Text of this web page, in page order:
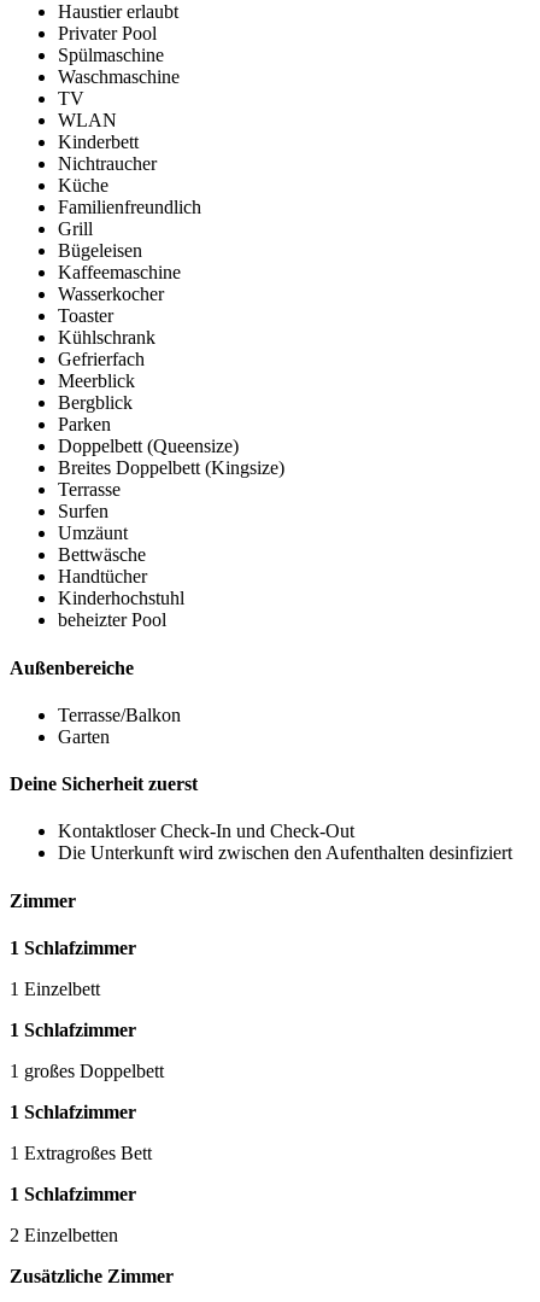
Haustier erlaubt
Privater Pool
Spülmaschine
Waschmaschine
TV
WLAN
Kinderbett
Nichtraucher
Küche
Familienfreundlich
Grill
Bügeleisen
Kaffeemaschine
Wasserkocher
Toaster
Kühlschrank
Gefrierfach
Meerblick
Bergblick
Parken
Doppelbett (Queensize)
Breites Doppelbett (Kingsize)
Terrasse
Surfen
Umzäunt
Bettwäsche
Handtücher
Kinderhochstuhl
beheizter Pool
Außenbereiche
Terrasse/Balkon
Garten
Deine Sicherheit zuerst
Kontaktloser Check-In und Check-Out
Die Unterkunft wird zwischen den Aufenthalten desinfiziert
Zimmer
1 Schlafzimmer
1 Einzelbett
1 Schlafzimmer
1 großes Doppelbett
1 Schlafzimmer
1 Extragroßes Bett
1 Schlafzimmer
2 Einzelbetten
Zusätzliche Zimmer